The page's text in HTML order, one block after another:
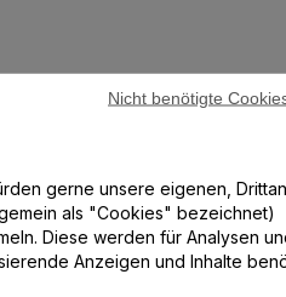
gerne unsere eigenen,
als "Cookies" bezeichnet)
Diese werden für Analysen
Anzeigen und Inhalte
Nicht benötigte